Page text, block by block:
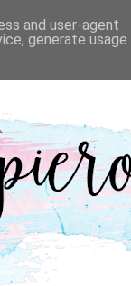
and user-agent
generate usage